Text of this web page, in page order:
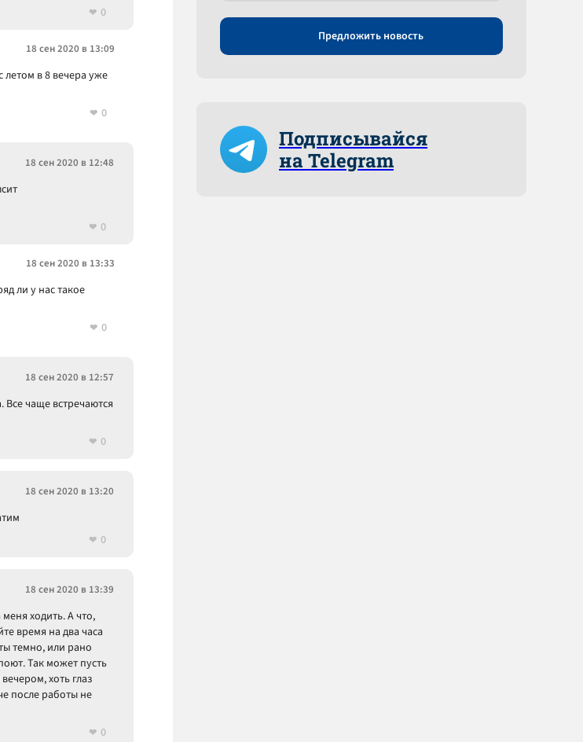
0
18 сен 2020 в 13:09
летом в 8 вечера уже
0
18 сен 2020 в 12:48
0
18 сен 2020 в 13:33
ли у нас такое
0
18 сен 2020 в 12:57
чаще встречаются
0
18 сен 2020 в 13:20
0
18 сен 2020 в 13:39
ходить. А что,
время на два часа
темно, или рано
Так может пусть
хоть глаз
после работы не
0
Предложить новость
Подписывайся
на Telegram